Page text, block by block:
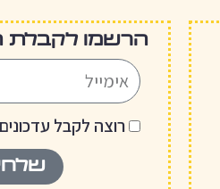
הרשמו לקבלת
רוצה לקבל עדכונים